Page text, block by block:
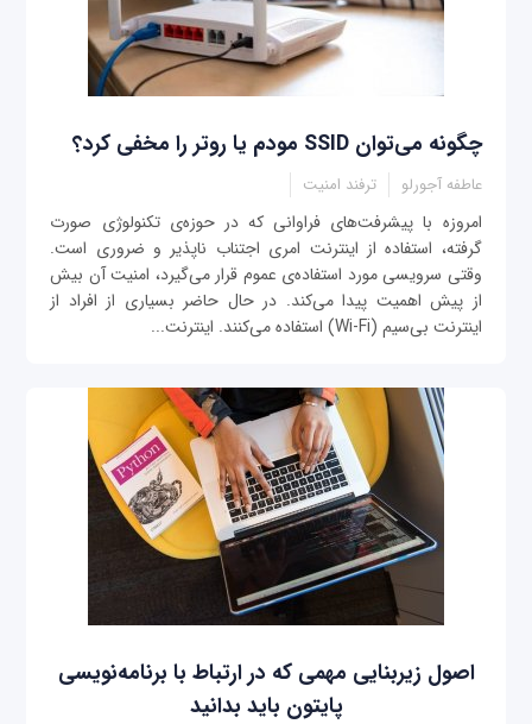
چگونه می‌توان SSID مودم یا روتر را مخفی کرد؟
عاطفه آجورلو ترفند امنیت
امروزه با پیشرفت‌های فراوانی که در حوزه‌ی تکنولوژی صورت
گرفته، استفاده از اینترنت امری اجتناب ناپذیر و ضروری است.
وقتی سرویسی مورد استفاده‌ی عموم قرار می‌گیرد، امنیت آن بیش
از پیش اهمیت پیدا می‌کند. در حال حاضر بسیاری از افراد از
اینترنت بی‌سیم (Wi-Fi) استفاده می‌کنند. اینترنت...
اصول زیربنایی مهمی که در ارتباط با برنامه‌نویسی
پایتون باید بدانید